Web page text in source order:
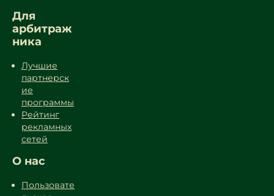
Для
арбитраж
ника
Лучшие
партнерск
ие
программы
Рейтинг
рекламных
сетей
О нас
Пользовате